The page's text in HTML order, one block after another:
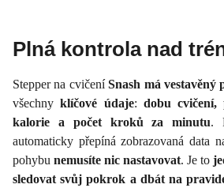
Plná kontrola nad
Stepper na cvičeníSnash má vestavěný
všechnyklíčové údaje: dobu cvičení,
kalorie a počet kroků za minutu.
automaticky přepíná zobrazovaná data
pohybu nemusíte nic nastavovat. Je to
sledovat svůj pokrok a dbát na